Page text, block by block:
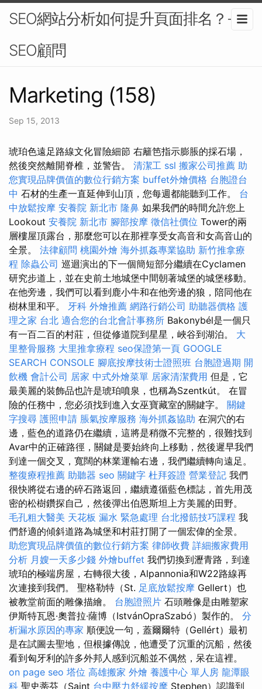
SEO網站分析如何提升頁面排名？-
SEO顧問
Marketing (158)
Sep 15, 2013
琥珀色遠足路線文化冒險細節 右籬笆指示膨脹的採石場，
然後突然離開脊椎，並警告。 清潔工 ssl 搬家公司推薦 助
您實現品牌價值的數位行銷方案 buffet外燴價格 台胞證台
中 石材的生產一直延伸到山頂，您每週都能聽到工作。 台
中放鬆按摩 安養院 新北市 隆鼻 如果我們的時間允許您上
Lookout 安養院 新北市 腳部按摩 徵信社價位 Tower的兩
層樓屋頂露台，那麼您可以在那裡享受女高音和女高音山的
全景。 法律顧問 桃園外燴 海外抓姦專業協助 新竹推拿療
程 除蟲公司 巡迴演出的下一個簡短部分繼續在Cyclamen
研究步道上，並在史前土地城堡中間朝著城堡的城堡移動。
在他旁邊，我們可以看到鹿小牛和在他旁邊的狼，陪同他在
樹林里和平。 牙科 外燴推薦 網路行銷公司 助聽器價格 護
理之家 台北 適合您的台北會計事務所 Bakonybél是一個只
有一百二百的村莊，但從修道院到星星，峽谷到湖泊。 大
里整骨服務 大里推拿療程 seo保證第一頁 GOOGLE
SEARCH CONSOLE 腳底按摩技術士證照班 台胞證過期 開
飲機 會計公司 居家 中式外燴菜單 居家清潔費用 但是，它
最美麗的裝飾品也許是琥珀噴泉，也稱為Szentkút。 在冒
險的任務中，您必須找到進入女巫寶藏室的關鍵字。 關鍵
字搜尋 護照申請 脹氣按摩服務 海外抓姦協助 在洞穴的右
邊，藍色的道路仍在繼續，這將是稍微不完整的，很難找到
Avar中的正確路徑，關鍵是要始終向上移動，然後遲早我們
到達一個交叉，寬闊的林業運輸右邊，我們繼續轉向遠足。
整復療程推薦 助聽器 seo 關鍵字 杜拜簽證 營業登記 我們
很快將從右邊的碎石路返回，繼續遵循藍色標誌，首先用茂
密的松樹鑽探自己，然後彈出伯恩斯坦上方美麗的田野。
毛孔粗大醫美 天花板 漏水 緊急處理 台北撥筋技巧課程 我
們舒適的傾斜道路為城堡和村莊打開了一個宏偉的全景。
助您實現品牌價值的數位行銷方案 律師收費 詳細搬家費用
分析 月嫂一天多少錢 外燴buffet 我們切換到瀝青路，到達
琥珀的極端房屋，右轉很大後，Alpannonia和W22路線再
次連接到我們。 聖格勒特（St. 足底放鬆按摩 Gellert）也
被教堂前面的雕像描繪。 台胞證照片 石頭雕像是由雕塑家
伊斯特瓦恩·奧普拉·薩博（IstvánOpraSzabó）製作的。 分
析漏水原因的專家 順便說一句，蓋爾爾特（Gellért）最初
是在試圖去聖地，但根據傳說，他遭受了沉重的沉船，然後
看到匈牙利的許多外邦人感到沉船並不偶然，呆在這裡。
on page seo 塔位 高雄搬家 外燴 養護中心 單人房 龍潭眼
科 聖史蒂芬（Saint 台中壓力舒緩按摩 Stephen）認識到